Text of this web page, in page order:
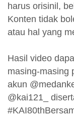
harus orisinil,
Konten tidak
atau hal yang
Hasil video
masing-masing
akun
@kai121_